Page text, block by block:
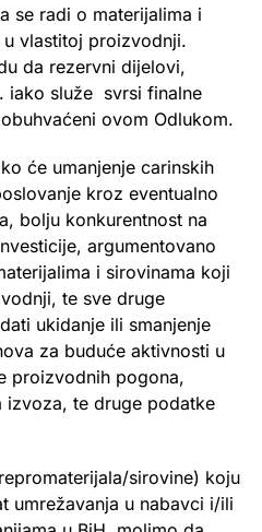
se radi o materijalima i
vlastitoj proizvodnji.
da rezervni dijelovi,
iako služe svrsi finalne
ovom Odlukom.
će umanjenje carinskih
kroz eventualno
bolju konkurentnost na
argumentovano
i sirovinama koji
te sve druge
ukidanje ili smanjenje
za buduće aktivnosti u
proizvodnih pogona,
izvoza, te druge podatke
sirovine) koju
umrežavanja u nabavci i/ili